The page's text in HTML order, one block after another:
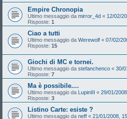
Empire Chronopia
Ultimo messaggio da mirror_4d « 12/02/
Risposte: 1
Ciao a tutti
Ultimo messaggio da Werewolf « 07/02/
Risposte: 15
Giochi di MC e tornei.
Ultimo messaggio da stefanchenco « 30/
Risposte: 7
Ma è possibile....
Ultimo messaggio da LupinIII « 29/01/
Risposte: 3
Listino Carte: esiste ?
Ultimo messaggio da neff « 21/01/2008,